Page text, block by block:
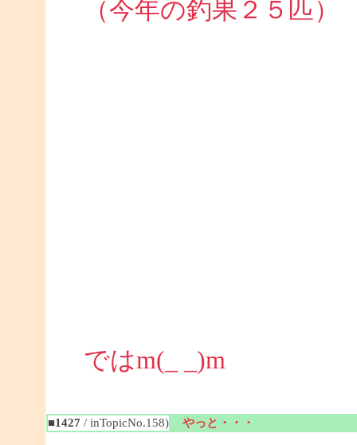
（今年の釣果２５匹）
ではm(_ _)m
■1427 / inTopicNo.158) やっと・・・